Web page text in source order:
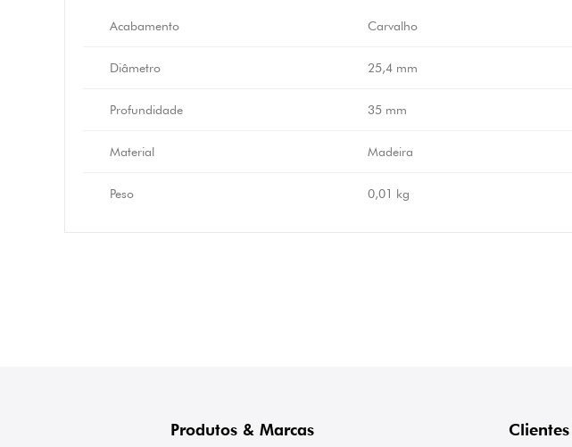
Acabamento Carvalho
Diâmetro 25,4 mm
Profundidade 35 mm
Material Madeira
Peso 0,01 kg
Produtos & Marcas